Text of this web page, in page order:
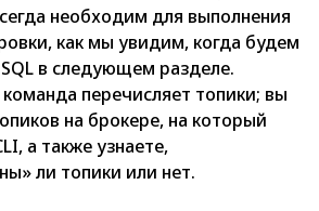
необходим для выполнения
как мы увидим, когда будем
в следующем разделе.
перечисляет топики; вы
на брокере, на который
а также узнаете,
ли топики или нет.